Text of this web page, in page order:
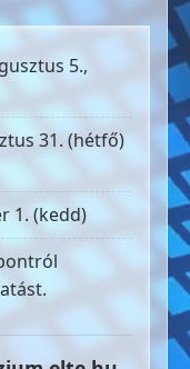
5.,
31. (hétfő)
1. (kedd)